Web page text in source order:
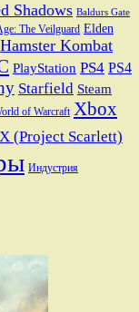
Shadows Baldurs Gate
The Veilguard Elden
Hamster Kombat
PlayStation PS4 PS4
Starfield Steam
of Warcraft Xbox
(Project Scarlett)
Индустрия